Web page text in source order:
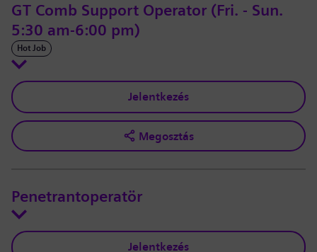
GT Comb Support Operator (Fri. - Sun.
5:30 am-6:00 pm)
Hot Job
Jelentkezés
Megosztás
Penetrantoperatör
Jelentkezés